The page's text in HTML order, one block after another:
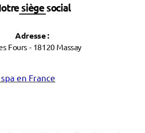
siège social
Adresse :
Fours - 18120 Massay